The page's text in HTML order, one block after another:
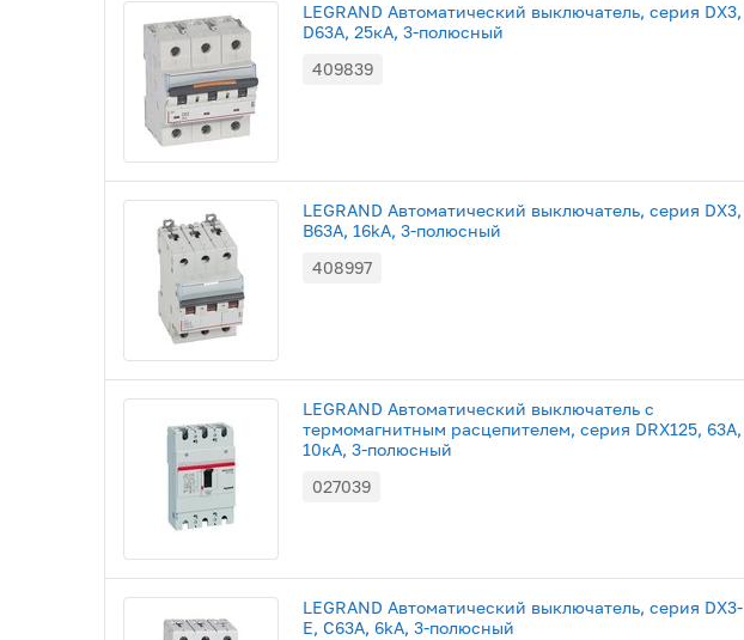
LEGRAND Автоматический выключатель, серия DX3,
D63A, 25кА, 3-полюсный
409839
LEGRAND Автоматический выключатель, серия DX3,
B63A, 16kA, 3-полюсный
408997
LEGRAND Автоматический выключатель с
термомагнитным расцепителем, серия DRX125, 63A,
10кА, 3-полюсный
027039
LEGRAND Автоматический выключатель, серия DX3-
E, С63A, 6kA, 3-полюсный